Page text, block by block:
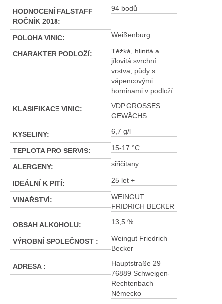
HODNOCENÍ FALSTAFF
ROČNÍK 2018:
94 bodů
POLOHA VINIC: Weißenburg
CHARAKTER PODLOŽÍ:
Těžká, hlinitá a
jílovitá svrchní
vrstva, půdy s
vápencovými
horninami v podloží.
KLASIFIKACE VINIC:
VDP.GROSSES
GEWÄCHS
KYSELINY: 6,7 g/l
TEPLOTA PRO SERVIS: 15-17 °C
ALERGENY: siřičitany
IDEÁLNÍ K PITÍ: 25 let +
VINAŘSTVÍ:
WEINGUT
FRIDRICH BECKER
OBSAH ALKOHOLU: 13,5 %
VÝROBNÍ SPOLEČNOST :
Weingut Friedrich
Becker
ADRESA :
Hauptstraße 29
76889 Schweigen-
Rechtenbach
Německo